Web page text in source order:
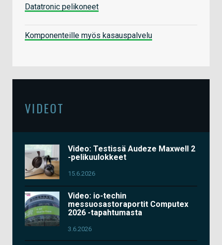
Datatronic pelikoneet
Komponenteille myös kasauspalvelu
VIDEOT
Video: Testissä Audeze Maxwell 2
-pelikuulokkeet
15.6.2026
Video: io-techin
messuosastoraportit Computex
2026 -tapahtumasta
3.6.2026